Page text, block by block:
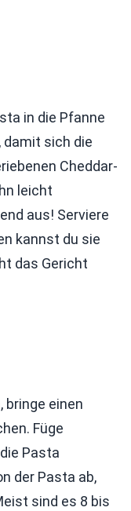
in die Pfanne
damit sich die
Cheddar-
leicht
aus! Serviere
kannst du sie
das Gericht
bringe einen
Füge
Pasta
der Pasta ab,
sind es 8 bis